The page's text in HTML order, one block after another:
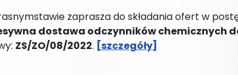
zaprasza do składania ofert w
dostawa odczynników chemicznych
ZS/ZO/08/2022. [szczegóły]